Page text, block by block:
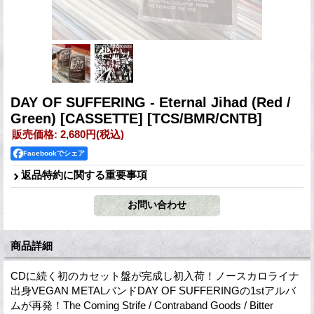
DAY OF SUFFERING - Eternal Jihad (Red /
Green) [CASSETTE] [TCS/BMR/CNTB]
販売価格: 2,680円(税込)
Facebookでシェア
返品特約に関する重要事項
商品詳細
CDに続く初のカセット盤が完成し初入荷！ノースカロライナ
出身VEGAN METALバンドDAY OF SUFFERINGの1stアルバ
ムが再発！The Coming Strife / Contraband Goods / Bitter